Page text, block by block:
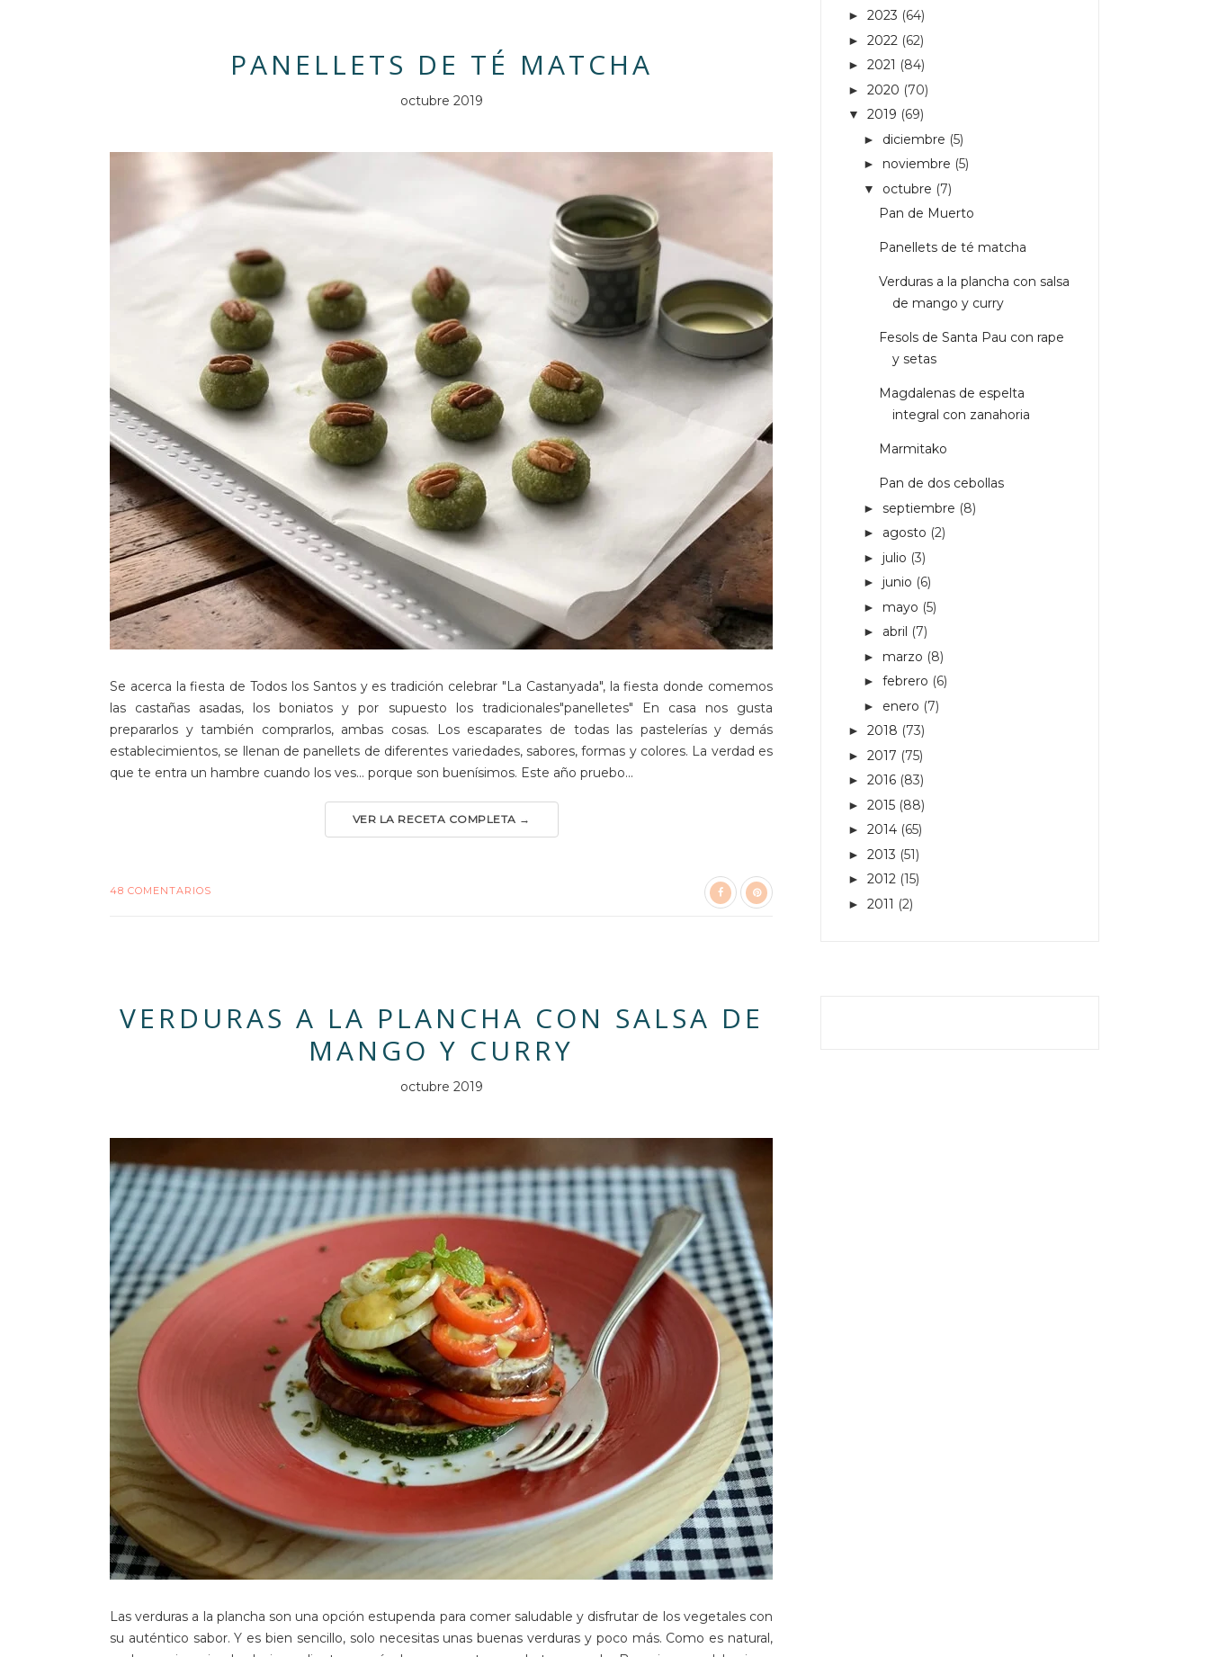
PANELLETS DE TÉ MATCHA
octubre 2019
Se acerca la fiesta de Todos los Santos y es tradición celebrar "La Castanyada", la fiesta donde comemos
las castañas asadas, los boniatos y por supuesto los tradicionales"panelletes" En casa nos gusta
prepararlos y también comprarlos, ambas cosas. Los escaparates de todas las pastelerías y demás
establecimientos, se llenan de panellets de diferentes variedades, sabores, formas y colores. La verdad es
que te entra un hambre cuando los ves... porque son buenísimos. Este año pruebo...
VER LA RECETA COMPLETA →
48 COMENTARIOS
VERDURAS A LA PLANCHA CON SALSA DE
MANGO Y CURRY
octubre 2019
Las verduras a la plancha son una opción estupenda para comer saludable y disfrutar de los vegetales con
su auténtico sabor. Y es bien sencillo, solo necesitas unas buenas verduras y poco más. Como es natural,
► 2023 (64)
► 2022 (62)
► 2021 (84)
► 2020 (70)
▼ 2019 (69)
► diciembre (5)
► noviembre (5)
▼ octubre (7)
Pan de Muerto
Panellets de té matcha
Verduras a la plancha con salsa
de mango y curry
Fesols de Santa Pau con rape
y setas
Magdalenas de espelta
integral con zanahoria
Marmitako
Pan de dos cebollas
► septiembre (8)
► agosto (2)
► julio (3)
► junio (6)
► mayo (5)
► abril (7)
► marzo (8)
► febrero (6)
► enero (7)
► 2018 (73)
► 2017 (75)
► 2016 (83)
► 2015 (88)
► 2014 (65)
► 2013 (51)
► 2012 (15)
► 2011 (2)